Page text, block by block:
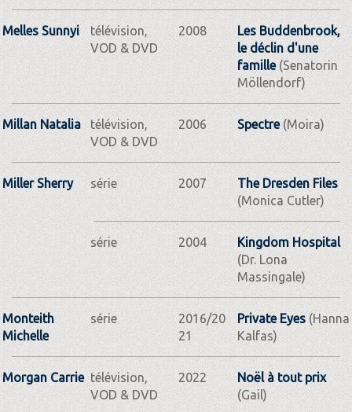
Melles Sunnyi
télévision,
VOD & DVD
2008
Les Buddenbrook,
le déclin d'une
famille(Senatorin
Möllendorf)
Millan Natalia
télévision,
VOD & DVD
2006 Spectre(Moira)
Miller Sherry série 2007
The Dresden Files
(Monica Cutler)
série 2004
Kingdom Hospital
(Dr. Lona
Massingale)
Monteith
Michelle
série
2016/20
21
Private Eyes(Hanna
Kalfas)
Morgan Carrie télévision,
VOD & DVD
2022
Noël à tout prix
(Gail)